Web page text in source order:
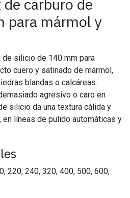
carburo de
para mármol y
silicio de 140 mm para
cuero y satinado de mármol,
blandas o calcáreas.
agresivo o caro en
silicio da una textura cálida y
líneas de pulido automáticas y
220, 240, 320, 400, 500, 600,